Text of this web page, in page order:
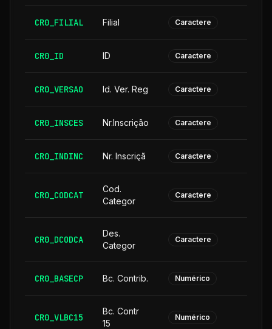
CR0_FILIAL Filial Caractere
CR0_ID ID Caractere
CR0_VERSAO Id. Ver. Reg Caractere
CR0_INSCES Nr.Inscrição Caractere
CR0_INDINC Nr. Inscriçã Caractere
CR0_CODCAT
Cod.
Categor
Caractere
CR0_DCODCA
Des.
Categor
Caractere
CR0_BASECP Bc. Contrib. Numérico
CR0_VLBC15
Bc. Contr
15
Numérico